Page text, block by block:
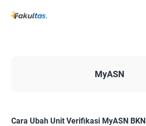
MyASN
Cara Ubah Unit Verifikasi MyASN BKN